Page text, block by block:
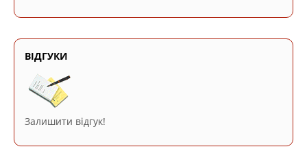
ВІДГУКИ
Залишити відгук!